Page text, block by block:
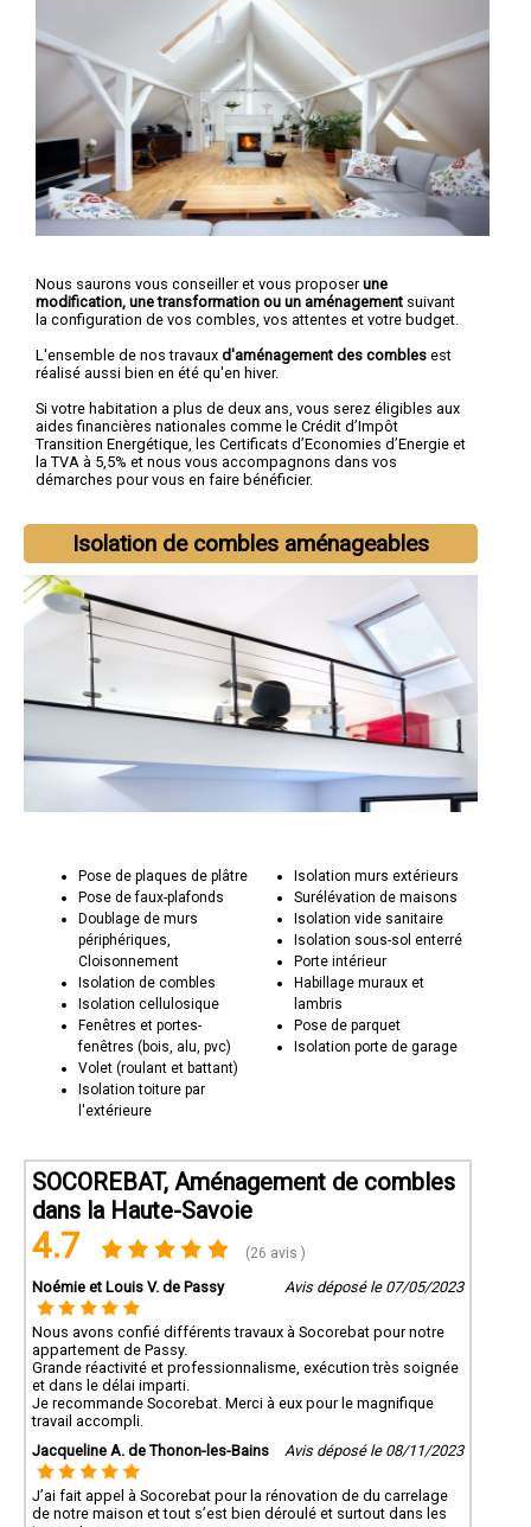
Nous saurons vous conseiller et vous proposerune
modification, une transformation ou un aménagement suivant
la configuration de vos combles, vos attentes et votre budget.
L'ensemble de nos travaux d'aménagement des combles est
réalisé aussi bien en été qu'en hiver.
Si votre habitation a plus de deux ans, vous serez éligibles aux
aides financières nationales comme le Crédit d’Impôt
Transition Energétique, les Certificats d’Economies d’Energie et
la TVA à 5,5% et nous vous accompagnons dans vos
démarches pour vous en faire bénéficier.
Isolation de combles aménageables
Pose de plaques de plâtre
Pose de faux-plafonds
Doublage de murs
périphériques,
Cloisonnement
Isolation de combles
Isolation cellulosique
Fenêtres et portes-
fenêtres (bois, alu, pvc)
Volet (roulant et battant)
Isolation toiture par
l'extérieure
Isolation murs extérieurs
Surélévation de maisons
Isolation vide sanitaire
Isolation sous-sol enterré
Porte intérieur
Habillage muraux et
lambris
Pose de parquet
Isolation porte de garage
SOCOREBAT, Aménagement de combles
dans la Haute-Savoie
4.7 (26 avis )
Noémie et Louis V. de Passy Avis déposé le 07/05/2023
Nous avons confié différents travaux à Socorebat pour notre
appartement de Passy.
Grande réactivité et professionnalisme, exécution très soignée
et dans le délai imparti.
Je recommande Socorebat. Merci à eux pour le magnifique
travail accompli.
Jacqueline A. de Thonon-les-Bains
Avis déposé le 08/11/2023
J’ai fait appel à Socorebat pour la rénovation de du carrelage
de notre maison et tout s’est bien déroulé et surtout dans les